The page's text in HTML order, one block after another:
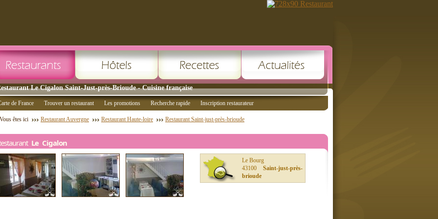
Le Cigalon Saint-Just-près-Brioude - Cuisine française
de France Trouver un restaurant Les promotions Recherche rapide Inscription restaurateur
Vous êtes ici Restaurant Auvergne Restaurant Haute-loire Restaurant Saint-just-près-brioude
Le Cigalon
Le Bourg
43100Saint-just-près-
brioude